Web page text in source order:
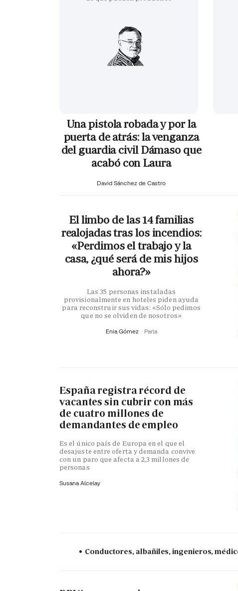
Una pistola robada y por la
puerta de atrás: la venganza
del guardia civil Dámaso que
acabó con Laura
David Sánchez de Castro
El limbo de las 14 familias
realojadas tras los incendios:
«Perdimos el trabajo y la
casa, ¿qué será de mis hijos
ahora?»
Las 35 personas instaladas
provisionalmente en hoteles piden ayuda
para reconstruir sus vidas: «Sólo pedimos
que no se olviden de nosotros»
Enia Gómez Parla
España registra récord de
vacantes sin cubrir con más
de cuatro millones de
demandantes de empleo
Es el único país de Europa en el que el
desajuste entre oferta y demanda convive
con un paro que afecta a 2,3 millones de
personas
Susana Alcelay
Conductores, albañiles, ingenieros,